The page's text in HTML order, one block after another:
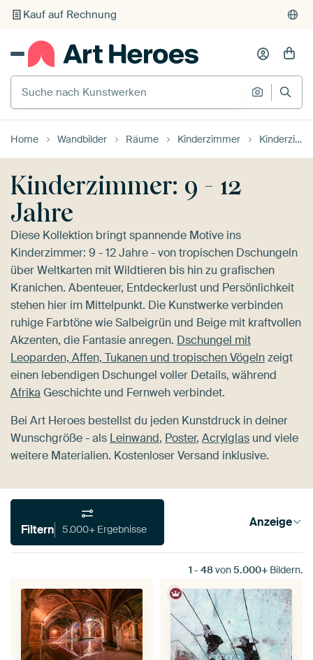
Individueller Druck auf Bestellung
Suche nach Kunstwerken
Suche
Home Wandbilder Räume Kinderzimmer Kinderzimmer: 9 - 12 Jahre
Kinderzimmer: 9 - 12
Jahre
Diese Kollektion bringt spannende Motive ins
Kinderzimmer: 9 - 12 Jahre - von tropischen Dschungeln
über Weltkarten mit Wildtieren bis hin zu grafischen
Kranichen. Abenteuer, Entdeckerlust und Persönlichkeit
stehen hier im Mittelpunkt. Die Kunstwerke verbinden
ruhige Farbtöne wie Salbeigrün und Beige mit kraftvollen
Akzenten, die Fantasie anregen. Dschungel mit
Leoparden, Affen, Tukanen und tropischen Vögelnzeigt
einen lebendigen Dschungel voller Details, während
Afrika Geschichte und Fernweh verbindet.
Bei Art Heroes bestellst du jeden Kunstdruck in deiner
Wunschgröße - als Leinwand, Poster, Acrylglas und viele
weitere Materialien. Kostenloser Versand inklusive.
Filtern 5.000+ Ergebnisse Anzeige
1 - 48von5.000+ Bildern.